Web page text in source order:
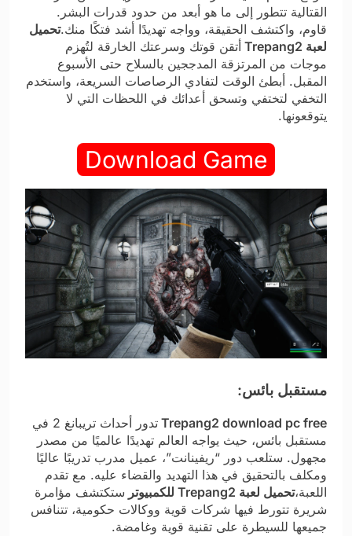
القتالية تتطور إلى ما هو أبعد من حدود قدرات البشر.
قاوم، واكتشف الحقيقة، وواجه تهديدًا أشد فتكًا منك.تحميل
لعبة Trepang2
أتقن قوتك وسرعتك الخارقة لتُهزم
موجات من المرتزقة المدججين بالسلاح حتى الأسبوع
المقبل. أبطئ الوقت لتفادي الرصاصات السريعة، واستخدم
التخفي لتختفي وتسحق أعدائك في اللحظات التي لا
يتوقعونها.
Download Game
مستقبل بائس:
Trepang2 download pc free
تدور أحداث تريبانغ 2 في
مستقبل بائس، حيث يواجه العالم تهديدًا عالميًا من مصدر
مجهول. ستلعب دور “ريفينانت”، عميل مدرب تدريبًا عاليًا
ومكلف بالتحقيق في هذا التهديد والقضاء عليه. مع تقدم
اللعبة،تحميل لعبة Trepang2 للكمبيوتر
ستكتشف مؤامرة
شريرة تتورط فيها شركات قوية ووكالات حكومية، تتنافس
جميعها للسيطرة على تقنية قوية وغامضة.